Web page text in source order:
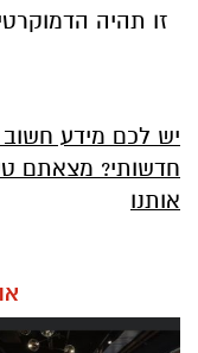
זו תהיה
יש לכם מידע
חדשותי? מצאתם
אותנו